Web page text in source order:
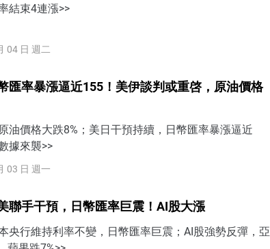
結束4連漲>>
04 日 週二
匯率暴漲逼近155！美伊談判或重啓，原油價格
油價格大跌8%；美日干預持續，日幣匯率暴漲逼近
據來襲>>
03 日 週一
聯手干預，日幣匯率巨震！AI股大漲
央行維持利率不變，日幣匯率巨震；AI股強勢反彈，亞